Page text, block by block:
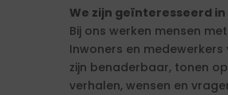
We zijn geïnteresseerd in
Bij ons werken mensen
Inwoners en
zijn benaderbaar, tonen
verhalen, wensen en